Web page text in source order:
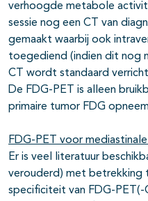
verhoogde metabole
sessie nog een CT van
gemaakt waarbij ook
toegediend (indien dit nog
CT wordt standaard
De FDG-PET is alleen
primaire tumor FDG
FDG-PET voor
Er is veel literatuur
verouderd) met betrekking
specificiteit van FDG-